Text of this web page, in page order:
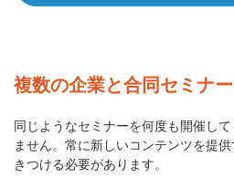
複数の企業と合同セミナ
同じようなセミナーを何度も開催し
ません。常に新しいコンテンツを提
きつける必要があります。